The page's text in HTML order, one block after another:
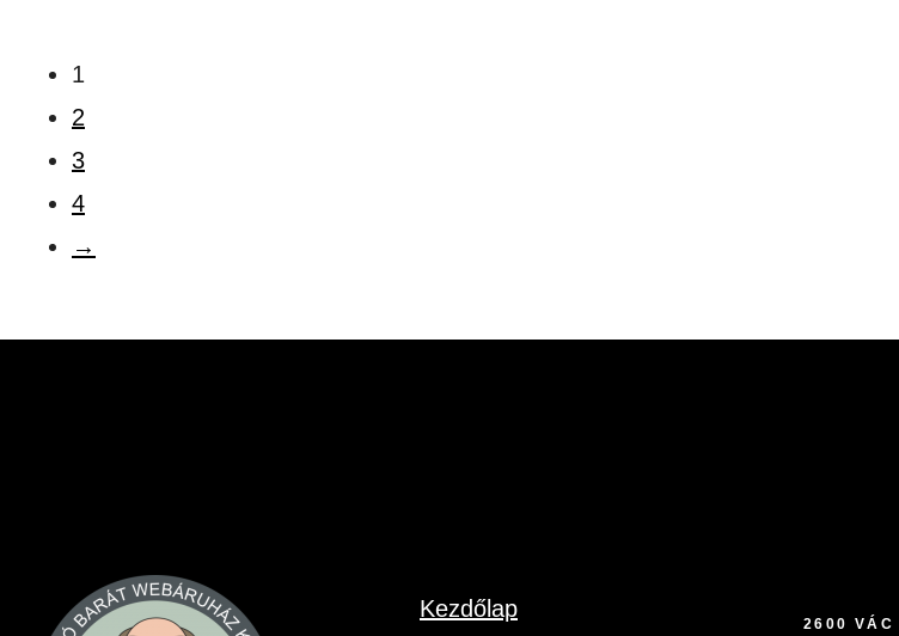
1
2
3
4
→
Kezdőlap
2600 VÁC